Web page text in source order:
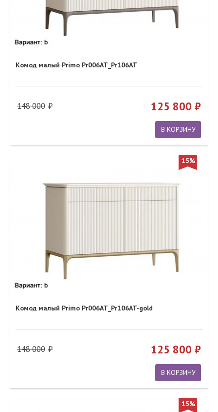
Комод малый Primo Pr006AT_Pr106AT
148 000 125 800
В КОРЗИНУ
15%
Комод малый Primo Pr006AT_Pr106AT-gold
148 000 125 800
В КОРЗИНУ
15%